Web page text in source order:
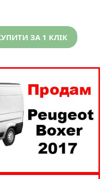
ЗА 1 КЛIК